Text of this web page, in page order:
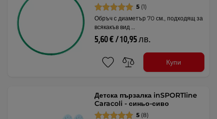
5 (1)
Обръч с диаметър 70 см., подходящ за
всякакъв вид …
5,60 € / 10,95 лв.
Купи
Детска пързалка inSPORTline
Caracoli - синьо-сиво
5 (8)